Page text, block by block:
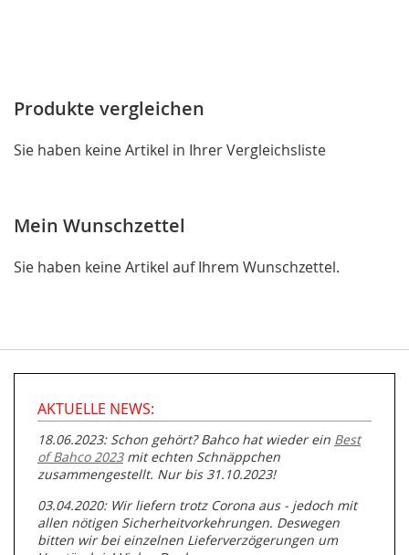
Produkte vergleichen
Sie haben keine Artikel in Ihrer Vergleichsliste
Mein Wunschzettel
Sie haben keine Artikel auf Ihrem Wunschzettel.
AKTUELLE NEWS:
18.06.2023: Schon gehört? Bahco hat wieder ein Best
of Bahco 2023mit echten Schnäppchen
zusammengestellt. Nur bis 31.10.2023!
03.04.2020: Wir liefern trotz Corona aus - jedoch mit
allen nötigen Sicherheitvorkehrungen. Deswegen
bitten wir bei einzelnen Lieferverzögerungen um